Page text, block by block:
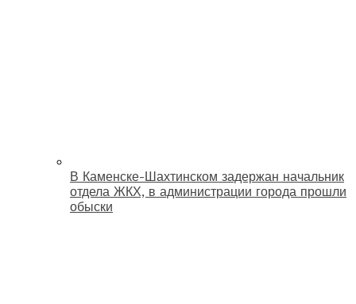
В Каменске-Шахтинском задержан начальник
отдела ЖКХ, в администрации города прошли
обыски